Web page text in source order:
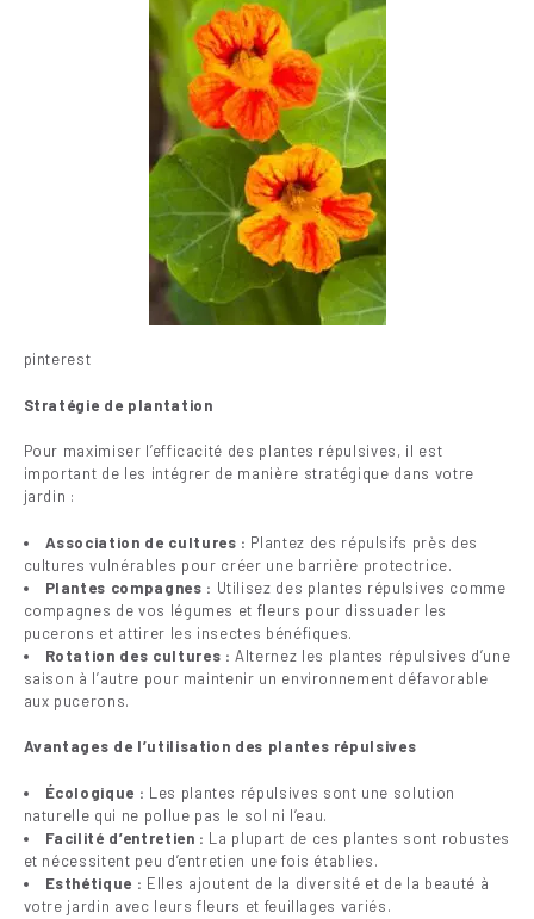
pinterest
Stratégie de plantation
Pour maximiser l’efficacité des plantes répulsives, il est
important de les intégrer de manière stratégique dans votre
jardin :
Association de cultures : Plantez des répulsifs près des
cultures vulnérables pour créer une barrière protectrice.
Plantes compagnes : Utilisez des plantes répulsives comme
compagnes de vos légumes et fleurs pour dissuader les
pucerons et attirer les insectes bénéfiques.
Rotation des cultures : Alternez les plantes répulsives d’une
saison à l’autre pour maintenir un environnement défavorable
aux pucerons.
Avantages de l’utilisation des plantes répulsives
Écologique : Les plantes répulsives sont une solution
naturelle qui ne pollue pas le sol ni l’eau.
Facilité d’entretien : La plupart de ces plantes sont robustes
et nécessitent peu d’entretien une fois établies.
Esthétique : Elles ajoutent de la diversité et de la beauté à
votre jardin avec leurs fleurs et feuillages variés.